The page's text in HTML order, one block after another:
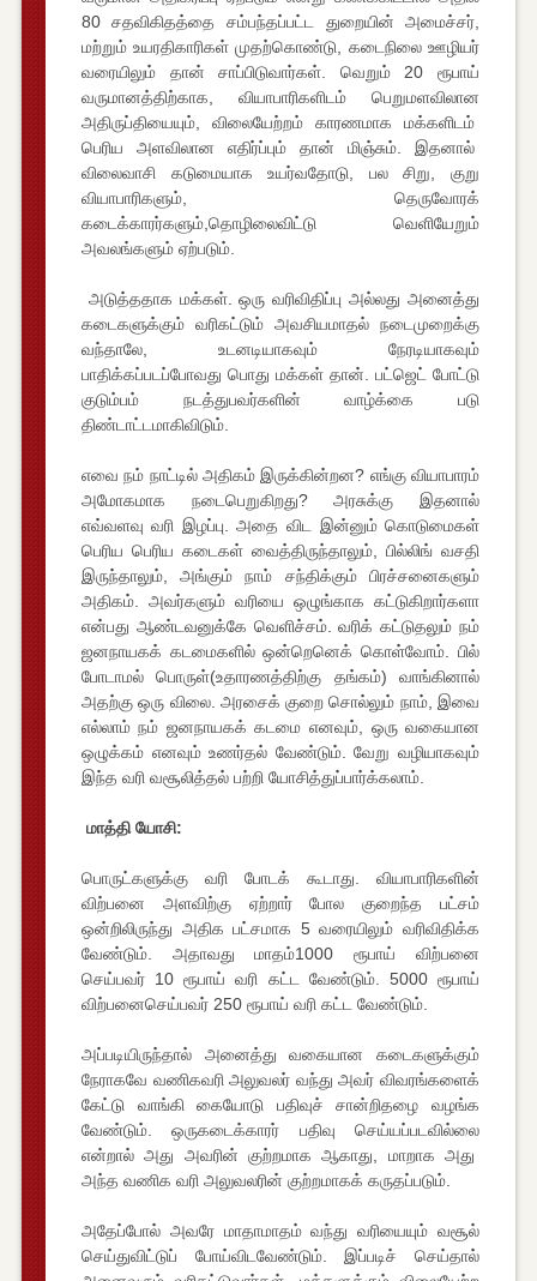
80 சதவிகிதத்தை சம்பந்தப்பட்ட துறையின் அமைச்சர்,
மற்றும் உயரதிகாரிகள் முதற்கொண்டு, கடைநிலை ஊழியர்
வரையிலும் தான் சாப்பிடுவார்கள். வெறும் 20 ரூபாய்
வருமானத்திற்காக, வியாபாரிகளிடம் பெறுமளவிலான
அதிருப்தியையும், விலையேற்றம் காரணமாக மக்களிடம்
பெரிய அளவிலான எதிர்ப்பும் தான் மிஞ்சும். இதனால்
விலைவாசி கடுமையாக உயர்வதோடு, பல சிறு, குறு
வியாபாரிகளும், தெருவோரக்
கடைக்காரர்களும்,தொழிலைவிட்டு வெளியேறும்
அவலங்களும் ஏற்படும்.
அடுத்ததாக மக்கள். ஒரு வரிவிதிப்பு அல்லது அனைத்து
கடைகளுக்கும் வரிகட்டும் அவசியமாதல் நடைமுறைக்கு
வந்தாலே, உடனடியாகவும் நேரடியாகவும்
பாதிக்கப்படப்போவது பொது மக்கள் தான். பட்ஜெட் போட்டு
குடும்பம் நடத்துபவர்களின் வாழ்க்கை படு
திண்டாட்டமாகிவிடும்.
எவை நம் நாட்டில் அதிகம் இருக்கின்றன? எங்கு வியாபாரம்
அமோகமாக நடைபெறுகிறது? அரசுக்கு இதனால்
எவ்வளவு வரி இழப்பு. அதை விட இன்னும் கொடுமைகள்
பெரிய பெரிய கடைகள் வைத்திருந்தாலும், பில்லிங் வசதி
இருந்தாலும், அங்கும் நாம் சந்திக்கும் பிரச்சனைகளும்
அதிகம். அவர்களும் வரியை ஒழுங்காக கட்டுகிறார்களா
என்பது ஆண்டவனுக்கே வெளிச்சம். வரிக் கட்டுதலும் நம்
ஜனநாயகக் கடமைகளில் ஒன்றெனெக் கொள்வோம். பில்
போடாமல் பொருள்(உதாரணத்திற்கு தங்கம்) வாங்கினால்
அதற்கு ஒரு விலை. அரசைக் குறை சொல்லும் நாம், இவை
எல்லாம் நம் ஜனநாயகக் கடமை எனவும், ஒரு வகையான
ஒழுக்கம் எனவும் உணர்தல் வேண்டும். வேறு வழியாகவும்
இந்த வரி வசூலித்தல் பற்றி யோசித்துப்பார்க்கலாம்.
மாத்தி யோசி:
பொருட்களுக்கு வரி போடக் கூடாது. வியாபாரிகளின்
விற்பனை அளவிற்கு ஏற்றார் போல குறைந்த பட்சம்
ஒன்றிலிருந்து அதிக பட்சமாக 5 வரையிலும் வரிவிதிக்க
வேண்டும். அதாவது மாதம்1000 ரூபாய் விற்பனை
செய்பவர் 10 ரூபாய் வரி கட்ட வேண்டும். 5000 ரூபாய்
விற்பனைசெய்பவர் 250 ரூபாய் வரி கட்ட வேண்டும்.
அப்படியிருந்தால் அனைத்து வகையான கடைகளுக்கும்
நேராகவே வணிகவரி அலுவலர் வந்து அவர் விவரங்களைக்
கேட்டு வாங்கி கையோடு பதிவுச் சான்றிதழை வழங்க
வேண்டும். ஒருகடைக்காரர் பதிவு செய்யப்படவில்லை
என்றால் அது அவரின் குற்றமாக ஆகாது, மாறாக அது
அந்த வணிக வரி அலுவலரின் குற்றமாகக் கருதப்படும்.
அதேப்போல் அவரே மாதாமாதம் வந்து வரியையும் வசூல்
செய்துவிட்டுப் போய்விடவேண்டும். இப்படிச் செய்தால்